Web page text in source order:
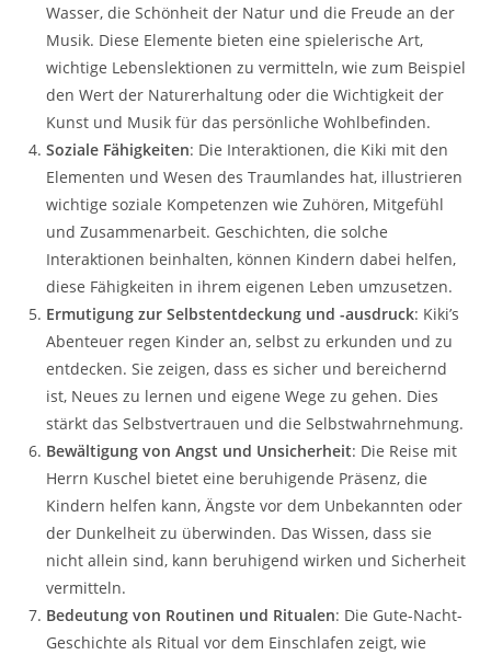
Wasser, die Schönheit der Natur und die Freude an der
Musik. Diese Elemente bieten eine spielerische Art,
wichtige Lebenslektionen zu vermitteln, wie zum Beispiel
den Wert der Naturerhaltung oder die Wichtigkeit der
Kunst und Musik für das persönliche Wohlbefinden.
Soziale Fähigkeiten: Die Interaktionen, die Kiki mit den
Elementen und Wesen des Traumlandes hat, illustrieren
wichtige soziale Kompetenzen wie Zuhören, Mitgefühl
und Zusammenarbeit. Geschichten, die solche
Interaktionen beinhalten, können Kindern dabei helfen,
diese Fähigkeiten in ihrem eigenen Leben umzusetzen.
Ermutigung zur Selbstentdeckung und -ausdruck: Kiki’s
Abenteuer regen Kinder an, selbst zu erkunden und zu
entdecken. Sie zeigen, dass es sicher und bereichernd
ist, Neues zu lernen und eigene Wege zu gehen. Dies
stärkt das Selbstvertrauen und die Selbstwahrnehmung.
Bewältigung von Angst und Unsicherheit: Die Reise mit
Herrn Kuschel bietet eine beruhigende Präsenz, die
Kindern helfen kann, Ängste vor dem Unbekannten oder
der Dunkelheit zu überwinden. Das Wissen, dass sie
nicht allein sind, kann beruhigend wirken und Sicherheit
vermitteln.
Bedeutung von Routinen und Ritualen: Die Gute-Nacht-
Geschichte als Ritual vor dem Einschlafen zeigt, wie